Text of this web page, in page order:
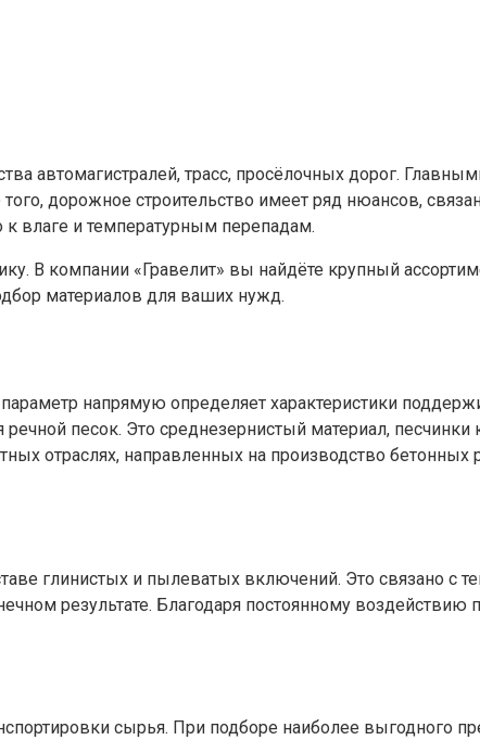
автомагистралей, трасс, просёлочных дорог.
дорожное строительство имеет ряд нюансов,
влаге и температурным перепадам.
В компании «Гравелит» вы найдёте крупный
материалов для ваших нужд.
напрямую определяет характеристики
песок. Это среднезернистый материал, песчинки
отраслях, направленных на производство бетонных
глинистых и пылеватых включений. Это связано с
результате. Благодаря постоянному воздействию
сырья. При подборе наиболее выгодного